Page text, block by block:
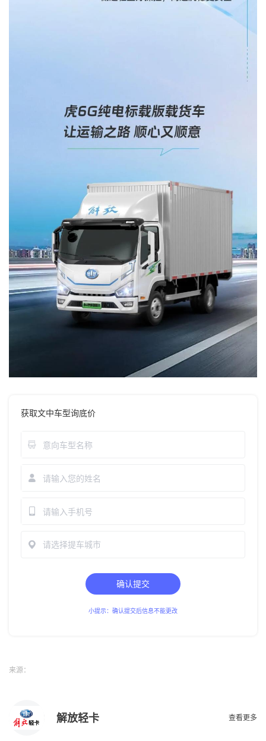
获取文中车型询底价
请选择提车城市
确认提交
小提示：确认提交后信息不能更改
来源：
解放轻卡 查看更多